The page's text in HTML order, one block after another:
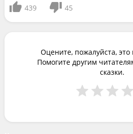
439 45
Оцените, пожалуйста,
Помогите другим
сказки.